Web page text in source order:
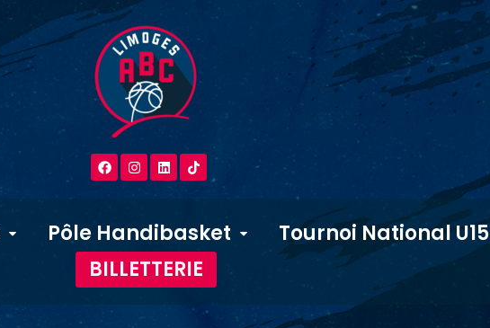
Pôle Handibasket Tournoi National U15
BILLETTERIE